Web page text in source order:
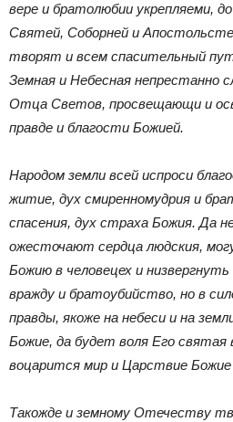
вере и братолюбии укрепляеми,
Святей, Соборней и
творят и всем спасительный
Земная и Небесная непрестанно
Отца Светов, просвещающи и
правде и благости Божией.
Народом земли всей испроси
житие, дух смиренномудрия и
спасения, дух страха Божия. Да
ожесточают сердца людския,
Божию в человецех и
вражду и братоубийство, но в
правды, якоже на небеси и на
Божие, да будет воля Его святая
воцарится мир и Царствие Божие
Такожде и земному Отечеству